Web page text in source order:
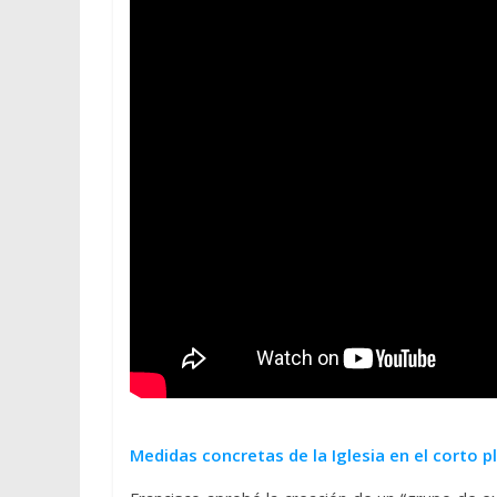
Medidas concretas de la Iglesia en el corto